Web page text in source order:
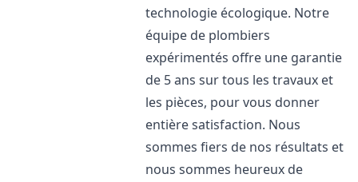
technologie écologique. Notre
équipe de plombiers
expérimentés offre une garantie
de 5 ans sur tous les travaux et
les pièces, pour vous donner
entière satisfaction. Nous
sommes fiers de nos résultats et
nous sommes heureux de